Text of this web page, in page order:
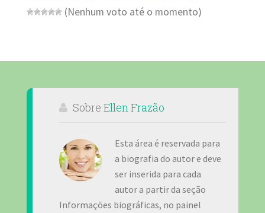
(Nenhum voto até o momento)
Sobre Ellen Frazão
Esta área é reservada para
a biografia do autor e deve
ser inserida para cada
autor a partir da seção
Informações biográficas, no painel